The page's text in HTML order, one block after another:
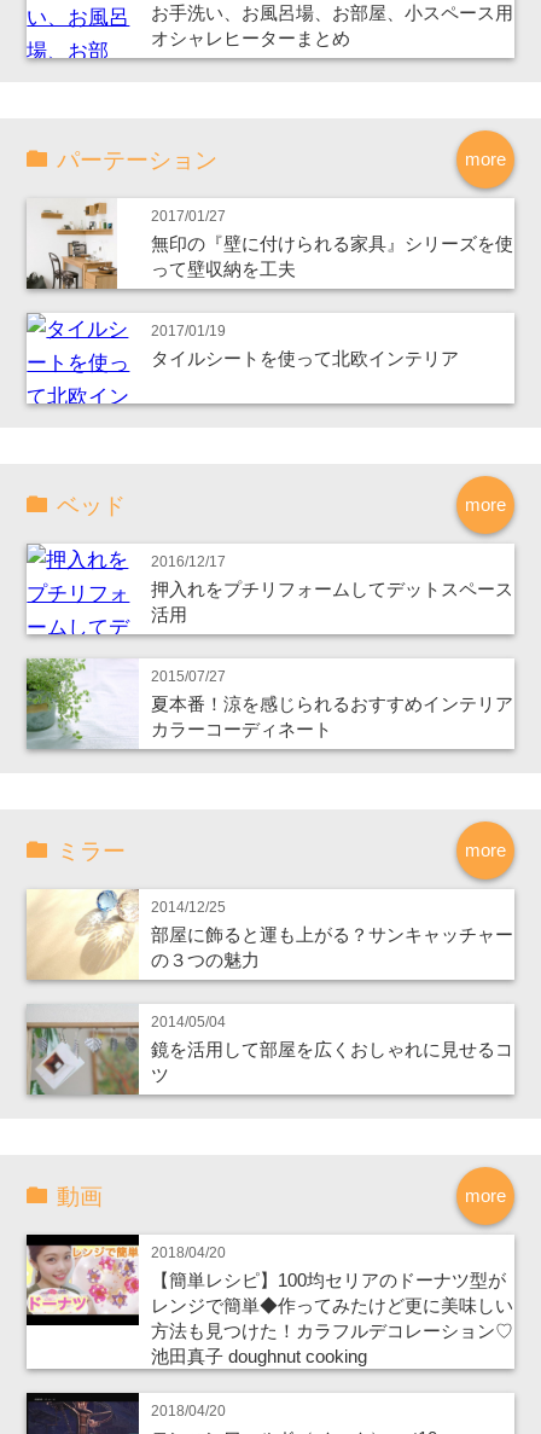
お手洗い、お風呂場、お部屋、小スペース用
オシャレヒーターまとめ
more
パーテーション
2017/01/27
無印の『壁に付けられる家具』シリーズを使
って壁収納を工夫
2017/01/19
タイルシートを使って北欧インテリア
more
ベッド
2016/12/17
押入れをプチリフォームしてデットスペース
活用
2015/07/27
夏本番！涼を感じられるおすすめインテリア
カラーコーディネート
more
ミラー
2014/12/25
部屋に飾ると運も上がる？サンキャッチャー
の３つの魅力
2014/05/04
鏡を活用して部屋を広くおしゃれに見せるコ
ツ
more
動画
2018/04/20
【簡単レシピ】100均セリアのドーナツ型が
レンジで簡単◆作ってみたけど更に美味しい
方法も見つけた！カラフルデコレーション♡
池田真子 doughnut cooking
2018/04/20